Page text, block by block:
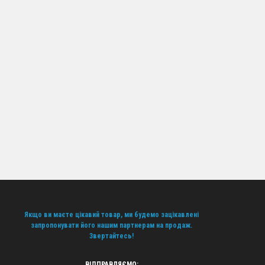
Якщо ви маєте цікавий товар, ми будемо зацікавлені
запропонувати його нашим партнерам на продаж.
Звертайтесь!